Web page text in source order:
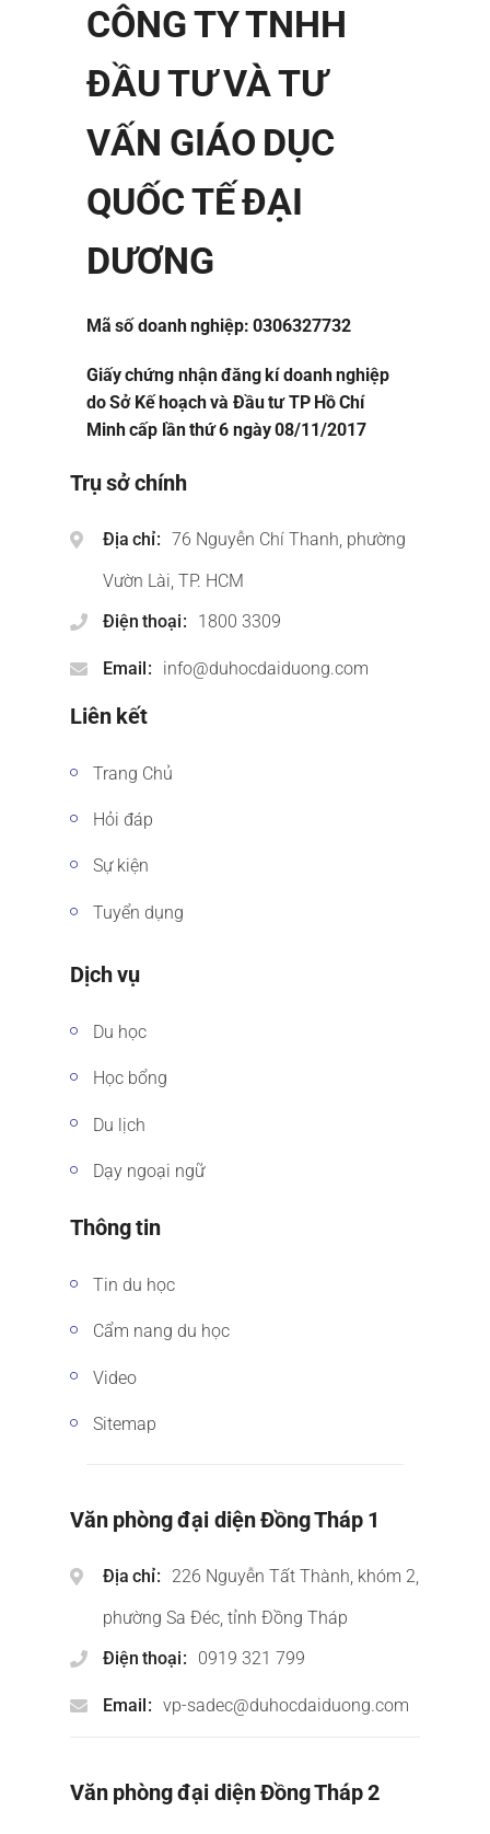
CÔNG TY TNHH
ĐẦU TƯ VÀ TƯ
VẤN GIÁO DỤC
QUỐC TẾ ĐẠI
DƯƠNG
Mã số doanh nghiệp: 0306327732
Giấy chứng nhận đăng kí doanh nghiệp
do Sở Kế hoạch và Đầu tư TP Hồ Chí
Minh cấp lần thứ 6 ngày 08/11/2017
Trụ sở chính
Địa chỉ
76 Nguyễn Chí Thanh, phường
Vườn Lài, TP. HCM
Điện thoại
1800 3309
Email info@duhocdaiduong.com
Liên kết
Trang Chủ
Hỏi đáp
Sự kiện
Tuyển dụng
Dịch vụ
Du học
Học bổng
Du lịch
Dạy ngoại ngữ
Thông tin
Tin du học
Cẩm nang du học
Video
Sitemap
Văn phòng đại diện Đồng Tháp 1
Địa chỉ
226 Nguyễn Tất Thành, khóm 2,
phường Sa Đéc, tỉnh Đồng Tháp
Điện thoại
0919 321 799
Email vp-sadec@duhocdaiduong.com
Văn phòng đại diện Đồng Tháp 2